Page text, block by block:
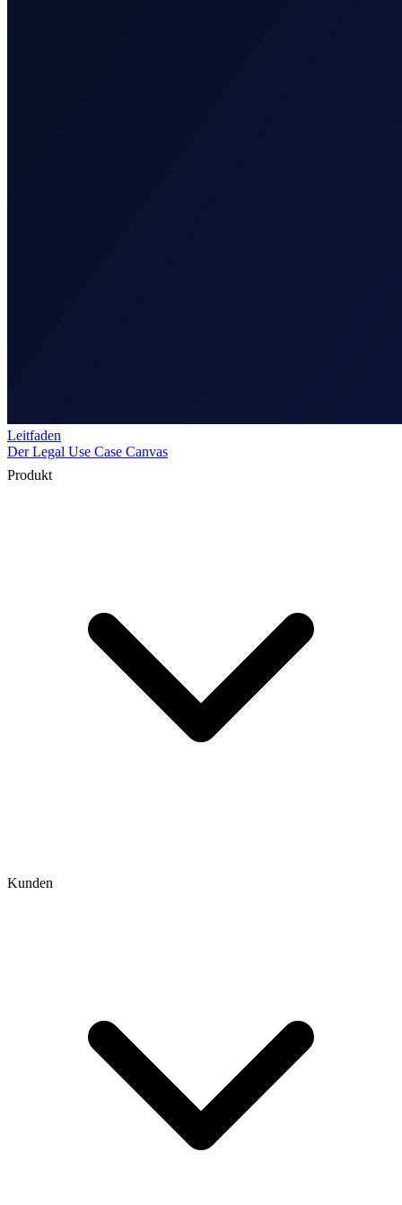
Produkt
Kunden